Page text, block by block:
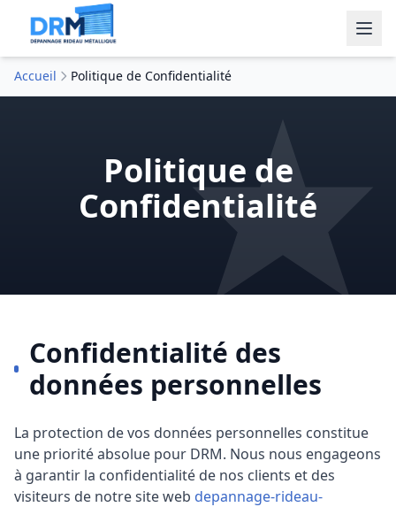
Accueil Politique de Confidentialité
Politique de
Confidentialité
Confidentialité des
données personnelles
La protection de vos données personnelles constitue
une priorité absolue pour DRM. Nous nous engageons
à garantir la confidentialité de nos clients et des
visiteurs de notre site web depannage-rideau-